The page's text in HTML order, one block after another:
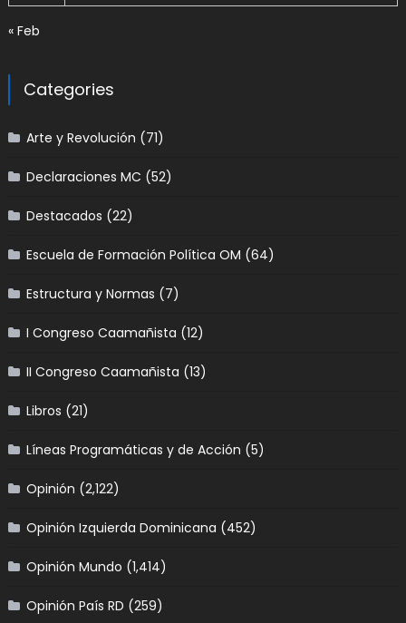
« Feb
Categories
Arte y Revolución (71)
Declaraciones MC (52)
Destacados (22)
Escuela de Formación Política OM (64)
Estructura y Normas (7)
I Congreso Caamañista (12)
II Congreso Caamañista (13)
Libros (21)
Líneas Programáticas y de Acción (5)
Opinión (2,122)
Opinión Izquierda Dominicana (452)
Opinión Mundo (1,414)
Opinión País RD (259)